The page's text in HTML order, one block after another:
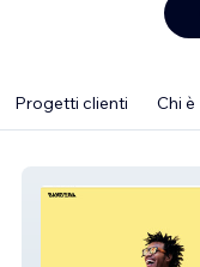
Progetti clienti Chi è